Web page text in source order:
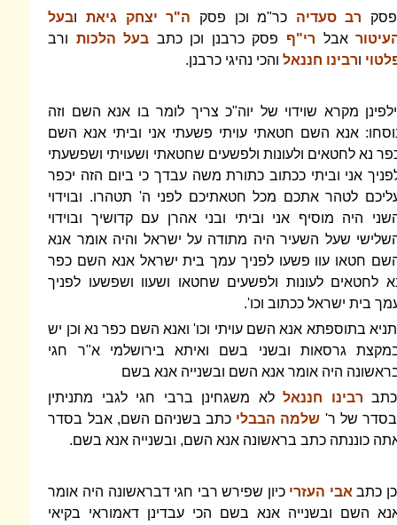
רב סעדיה כר"מ וכן פסק ה"ר יצחק גיאתובעל
אבל רי"ף פסק כרבנן וכן כתב בעל הלכות ורב
ורבינו חננאל והכי נהיגי כרבנן.
מקרא שוידוי של יוה"כ צריך לומר בו אנא השם וזה
אנא השם חטאתי עויתי פשעתי אני וביתי אנא השם
נא לחטאים ולעונות ולפשעים שחטאתי ושעויתי ושפשעתי
אני וביתי ככתוב כתורת משה עבדך כי ביום הזה יכפר
לטהר אתכם מכל חטאתיכם לפני ה' תטהרו. ובוידוי
היה מוסיף אני וביתי ובני אהרן עם קדושיך ובוידוי
שעל השעיר היה מתודה על ישראל והיה אומר אנא
חטאו עוו פשעו לפניך עמך בית ישראל אנא השם כפר
לחטאים לעונות ולפשעים שחטאו ושעוו ושפשעו לפניך
בית ישראל ככתוב וכו'.
בתוספתא אנא השם עויתי וכו' ואנא השם כפר נא וכן יש
גרסאות ובשני בשם ואיתא בירושלמי א"ר חגי
היה אומר אנא השם ובשנייה אנא בשם
רבינו חננאללא משגחינן ברבי חגי לגבי מתניתין
של ר' שלמה הבבלי כתב בשניהם השם, אבל בסדר
כוננתה כתב בראשונה אנא השם, ובשנייה אנא בשם.
כתב אבי העזרי כיון שפירש רבי חגי דבראשונה היה אומר
השם ובשנייה אנא בשם הכי עבדינן דאמוראי בקיאי